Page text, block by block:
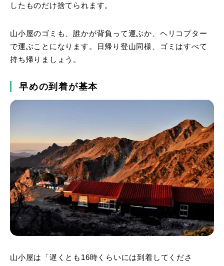
したものだけ捨てられます。
山小屋のゴミも、誰かが背負って運ぶか、ヘリコプター
で運ぶことになります。日帰り登山同様、ゴミはすべて
持ち帰りましょう。
早めの到着が基本
山小屋は「遅くとも16時くらいには到着してくださ